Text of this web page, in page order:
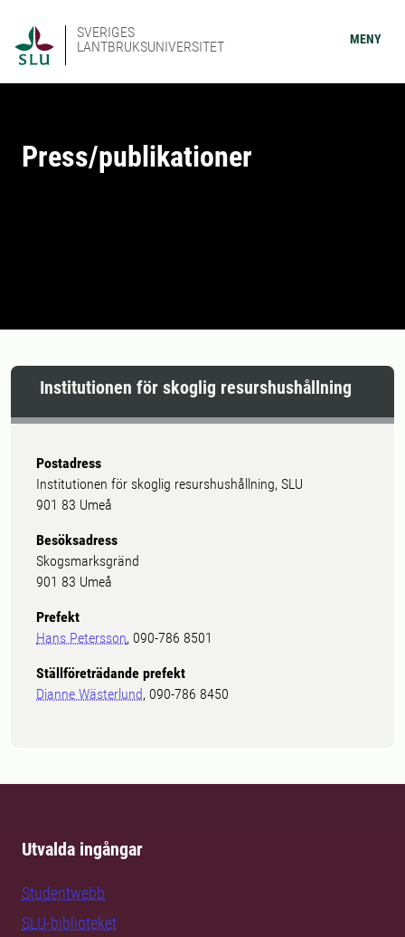
SVERIGES
LANTBRUKSUNIVERSITET
MENY
Press/publikationer
Institutionen för skoglig resurshushållning
Postadress
Institutionen för skoglig resurshushållning, SLU
901 83 Umeå
Besöksadress
Skogsmarksgränd
901 83 Umeå
Prefekt
Hans Petersson, 090-786 8501
Ställföreträdande prefekt
Dianne Wästerlund, 090-786 8450
Utvalda ingångar
Studentwebb
SLU-biblioteket